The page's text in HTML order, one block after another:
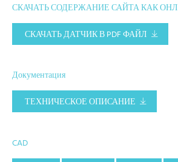
СКАЧАТЬ СОДЕРЖАНИЕ САЙТА КАК
СКАЧАТЬ ДАТЧИК В PDF ФАЙЛ
Документация
ТЕХНИЧЕСКОЕ ОПИСАНИЕ
CAD